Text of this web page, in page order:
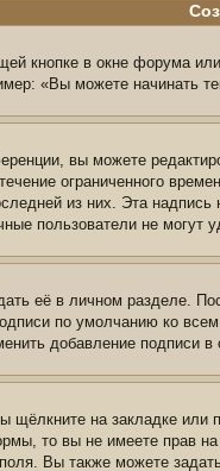
кнопке в окне форума
«Вы можете начинать
вы можете
ограниченного
из них. Эта
пользователи не могут
её в личном разделе.
по умолчанию ко
добавление подписи
щёлкните на закладке или
то вы не имеете прав
Вы также можете